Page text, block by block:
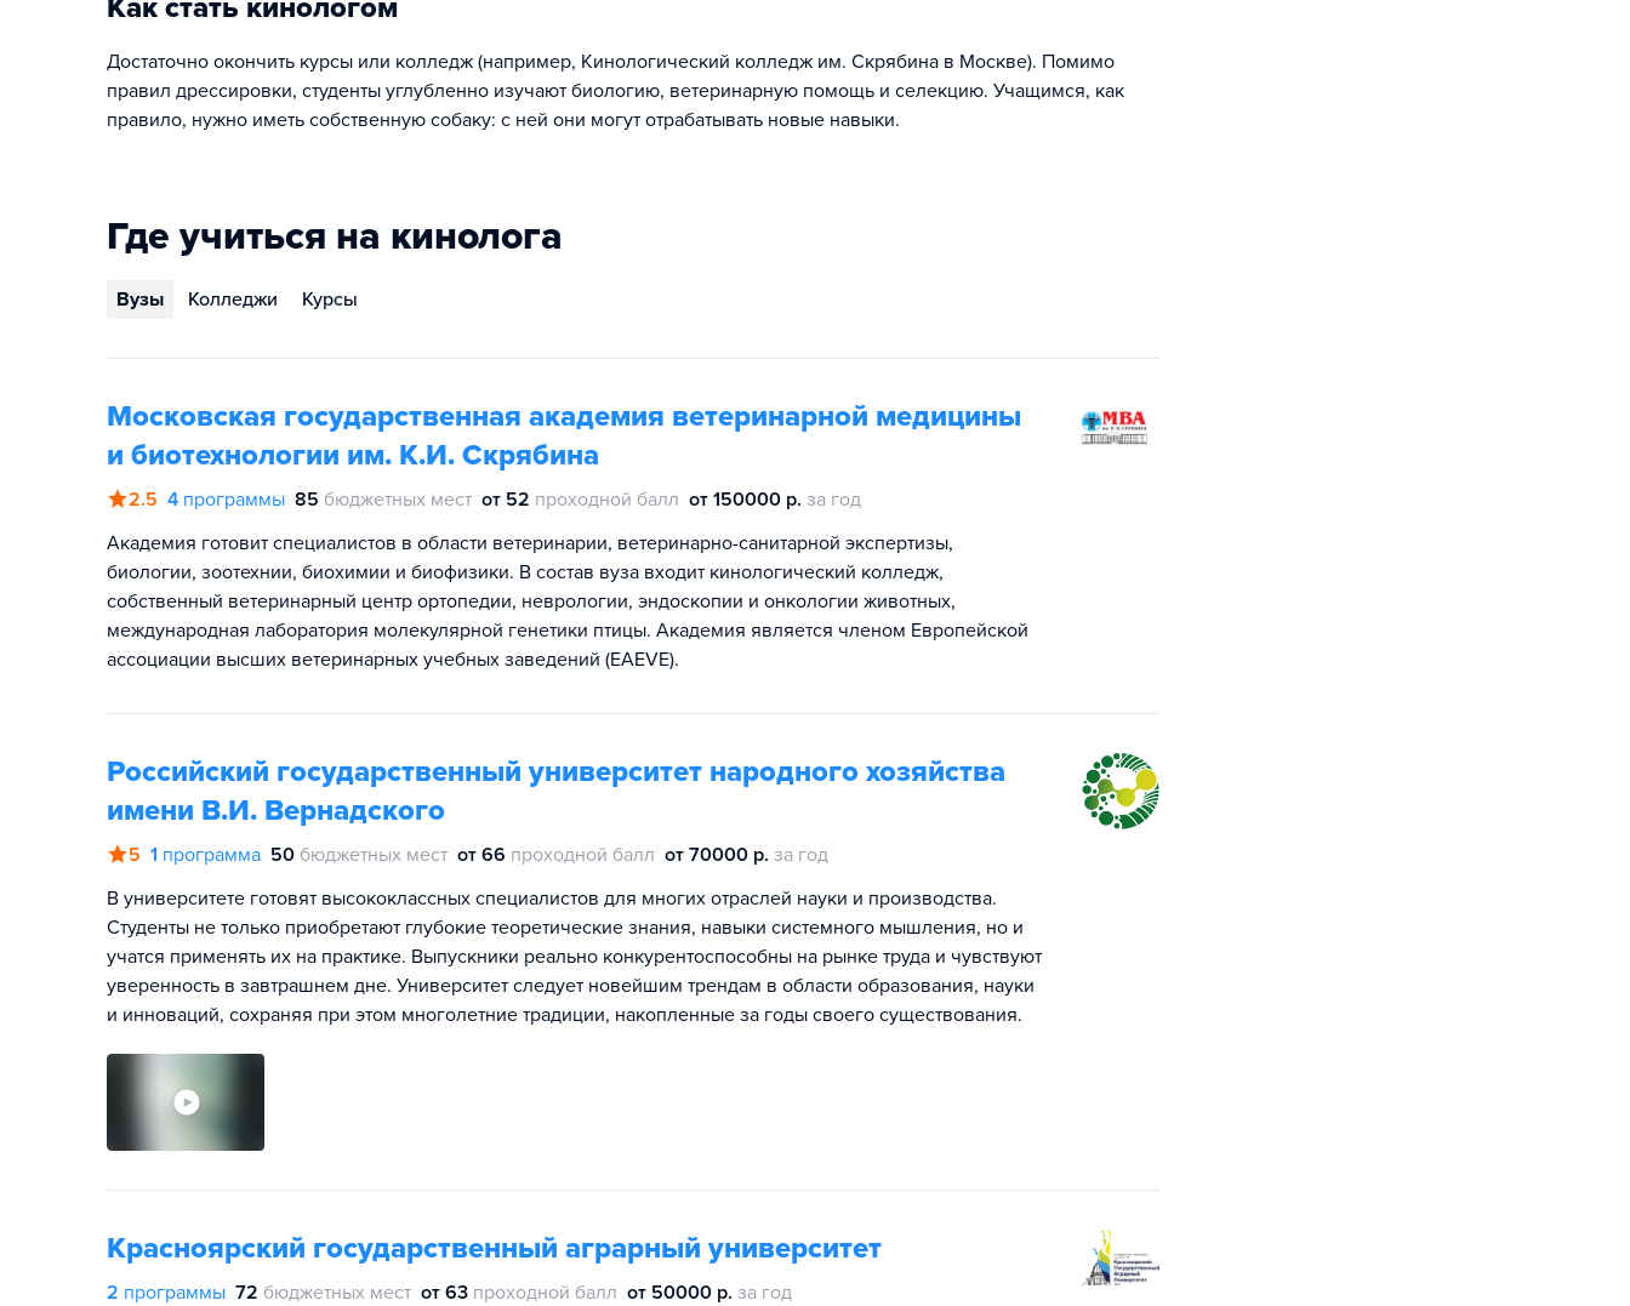
Как стать кинологом
Достаточно окончить курсы или колледж (например, Кинологический колледж им. Скрябина в Москве). Помимо
правил дрессировки, студенты углубленно изучают биологию, ветеринарную помощь и селекцию. Учащимся, как
правило, нужно иметь собственную собаку: с ней они могут отрабатывать новые навыки.
Где учиться на кинолога
Вузы Колледжи Курсы
Московская государственная академия ветеринарной медицины
и биотехнологии им. К.И. Скрябина
2.5 4 программы 85 бюджетных мест от 52 проходной балл от 150000 р. за год
Академия готовит специалистов в области ветеринарии, ветеринарно-санитарной экспертизы,
биологии, зоотехнии, биохимии и биофизики. В состав вуза входит кинологический колледж,
собственный ветеринарный центр ортопедии, неврологии, эндоскопии и онкологии животных,
международная лаборатория молекулярной генетики птицы. Академия является членом Европейской
ассоциации высших ветеринарных учебных заведений (EAEVE).
Российский государственный университет народного хозяйства
имени В.И. Вернадского
5 1 программа 50 бюджетных мест от 66 проходной балл от 70000 р. за год
В университете готовят высококлассных специалистов для многих отраслей науки и производства.
Студенты не только приобретают глубокие теоретические знания, навыки системного мышления, но и
учатся применять их на практике. Выпускники реально конкурентоспособны на рынке труда и чувствуют
уверенность в завтрашнем дне. Университет следует новейшим трендам в области образования, науки
и инноваций, сохраняя при этом многолетние традиции, накопленные за годы своего существования.
Красноярский государственный аграрный университет
2 программы 72 бюджетных мест от 63 проходной балл от 50000 р. за год